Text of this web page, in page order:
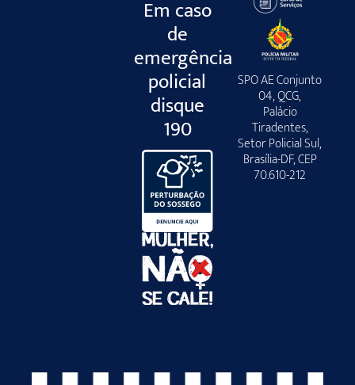
Em caso
de
emergência
policial
disque
190
SPO AE Conjunto
04, QCG,
Palácio
Tiradentes,
Setor Policial Sul,
Brasília-DF, CEP
70.610-212